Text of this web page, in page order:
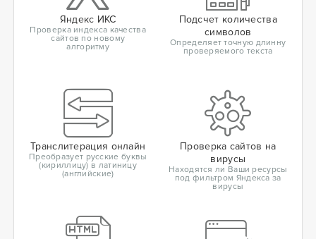
Яндекс ИКС
Проверка индекса качества
сайтов по новому
алгоритму
Подсчет количества
символов
Определяет точную длинну
проверяемого текста
Транслитерация онлайн
Преобразует русские буквы
(кириллицу) в латиницу
(английские)
Проверка сайтов на
вирусы
Находятся ли Ваши ресурсы
под фильтром Яндекса за
вирусы